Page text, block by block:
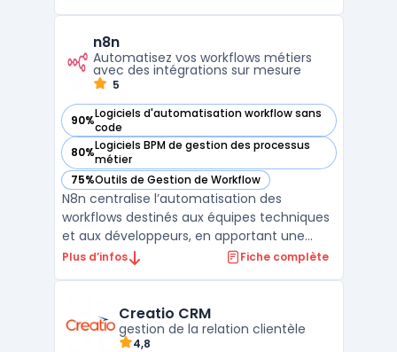
numériques, de simplifier leur organisation
et de favoriser ...
n8n
Automatisez vos workflows métiers
avec des intégrations sur mesure
5
90%Logiciels d'automatisation workflow sans
code
— voir n8n dans cette catégorie
80%Logiciels BPM de gestion des processus
métier
— voir n8n dans cette catégorie
75%Outils de Gestion de Workflow
— voir n8n dans cette catégorie
N8n centralise l’automatisation des
workflows destinés aux équipes techniques
et aux développeurs, en apportant une
interface visuelle node-based. Ce système
tâches ainsi que la souveraineté des
données. Les workflows a ...
Plus d’infos Fiche complète
Creatio CRM
gestion de la relation clientèle
4,8